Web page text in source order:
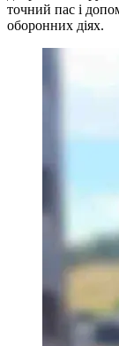
точний пас і
оборонних діях.